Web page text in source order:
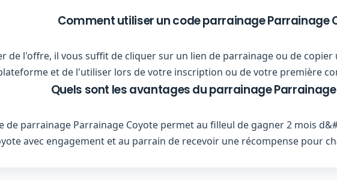
Comment utiliser un code parrainage Parrainage
de l'offre, il vous suffit de cliquer sur un lien de parrainage ou de
et de l'utiliser lors de votre inscription ou de votre première
Quels sont les avantages du parrainage
de parrainage Parrainage Coyote permet au filleul de gagner 2 mois
avec engagement et au parrain de recevoir une récompense pour